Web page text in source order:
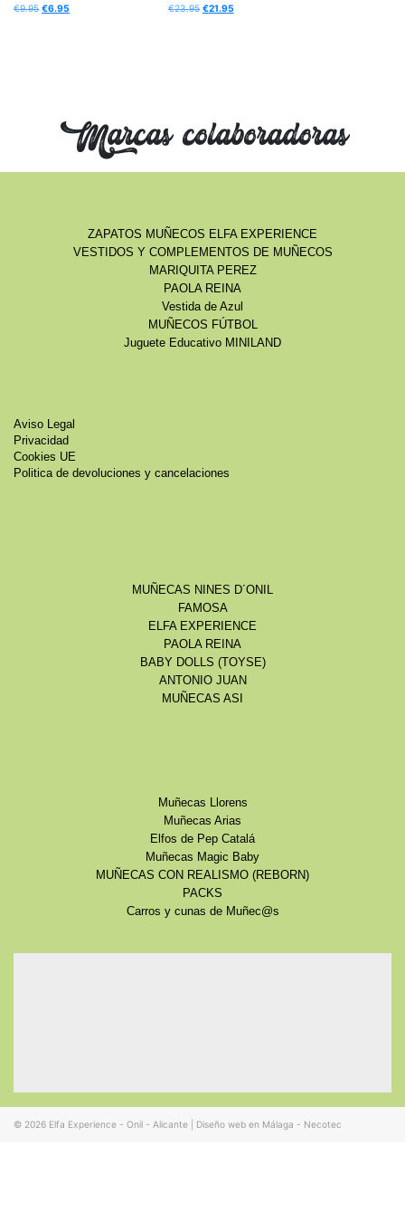
€9.95 €6.95 €23.95 €21.95
Marcas colaboradoras
ZAPATOS MUÑECOS ELFA EXPERIENCE
VESTIDOS Y COMPLEMENTOS DE MUÑECOS
MARIQUITA PEREZ
PAOLA REINA
Vestida de Azul
MUÑECOS FÚTBOL
Juguete Educativo MINILAND
Aviso Legal
Privacidad
Cookies UE
Politica de devoluciones y cancelaciones
MUÑECAS NINES D´ONIL
FAMOSA
ELFA EXPERIENCE
PAOLA REINA
BABY DOLLS (TOYSE)
ANTONIO JUAN
MUÑECAS ASI
Muñecas Llorens
Muñecas Arias
Elfos de Pep Catalá
Muñecas Magic Baby
MUÑECAS CON REALISMO (REBORN)
PACKS
Carros y cunas de Muñec@s
© 2026 Elfa Experience - Onil - Alicante Diseño web en Málaga - Necotec